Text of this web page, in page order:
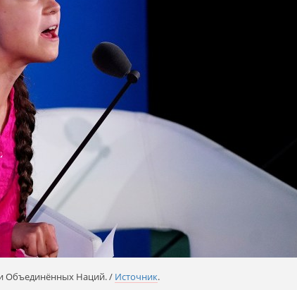
Объединённых Наций. / Источник.